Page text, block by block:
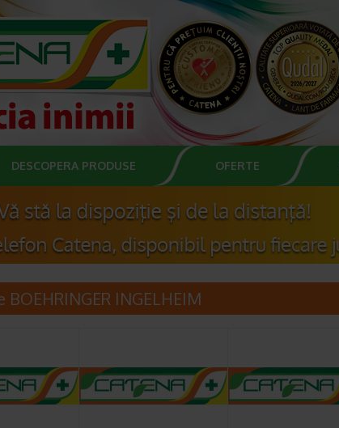
DESCOPERA PRODUSE OFERTE
BOEHRINGER INGELHEIM